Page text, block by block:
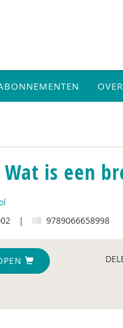
OVER
is een
| 9789066658998